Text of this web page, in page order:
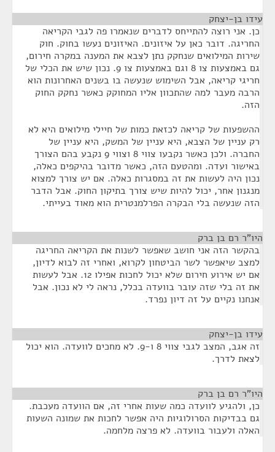
עידו בן-יצחק
כן. אני רוצה להתייחס לדברים שנאמרו פה לגבי הקריאה
החריגה. דובר כאן על איזונים. האיזונים נעשו בחוק. חוק
שירות המילואים שנחקק נתן לצבא את המענה במקרה חירום,
גם באמצעות צו 8 וגם באמצעות צו 9. נכון שיש את הכלי של
חריגי קריאה, אבל השימוש שנעשה בו בשנים האחרונות הוא
הרבה מעבר למה שהתכוון אליו המחוקק כאשר נחקק החוק
הזה.
ההשפעות של קריאה לכזאת כמות של חיילי מילואים היא לא
רק עניין של הצבא, היא עניין של המשק, היא עניין של
החברה. ולכן כאשר נקבעו צווי 8 וצווי 9 נקבע בהם הצורך
באישור ועדה. ומהטעם הזה, כאשר מדובר בהיקפים כאלה,
נכון היה לעשות את זה במסגרות כאלה. אם יש צורך למצוא
מנגנון אחר, יכול להיות שיש צורך בתיקון החוק. אבל הדבר
הזה שנעשה בלי הבקרה הפרלמנטרית הוא מאוד בעייתי.
היו"ר רם בן ברק
בהקשר הזה אני חושב שאפשר לשנות את הקריאה החריגה
למצב שיאפשר לשר הביטחון לקרוא, ואחרי זה לבוא לדיון,
אם יש אירוע חירום שלא יכול לחכות אפילו 12. אבל לעשות
את זה בלי שזה עובר בוועדה בכלל, נראה לי לא נכון. אבל
אנחנו נקיים על זה דיון נפרד.
עידו בן-יצחק
זה אגב, המצב לגבי צווי 8 ו-9. לא מחכים לוועדה. הוא יכול
לצאת לדרך.
היו"ר רם בן ברק
כן, ולהגיע לוועדה כמה שעות אחרי זה, אם הוועדה מעכבת.
גם בבדיקות הסרולוגיות היה אפשר לחכות את שמונה השעות
האלה ולעבור בוועדה. לא פרצה מלחמה.